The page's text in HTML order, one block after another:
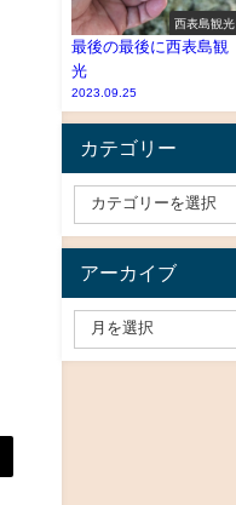
西表島観光
最後の最後に西表島観
光
2023.09.25
カテゴリー
アーカイブ